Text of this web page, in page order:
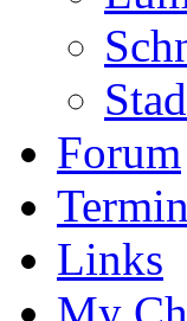
Forum
Links